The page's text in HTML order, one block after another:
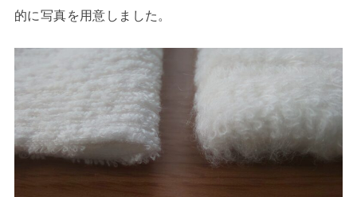
的に写真を用意しました。